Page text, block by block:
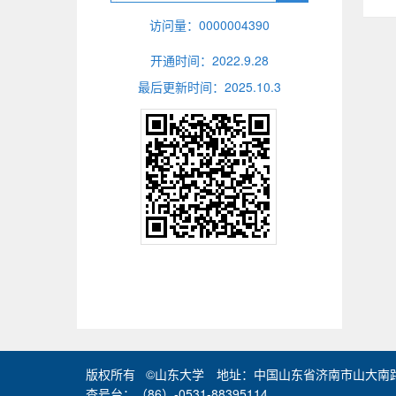
访问量： 0000004390
开通时间： 2022.9.28
最后更新时间： 2025.10.3
版权所有 ©山东大学 地址：中国山东省济南市山大